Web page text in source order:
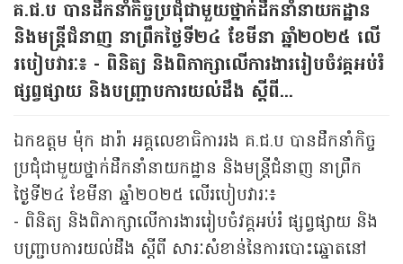
គ.ជ.ប បានដឹកនាំកិច្ចប្រជុំជាមួយថ្នាក់ដឹកនាំនាយកដ្ឋាន
និងមន្ត្រីជំនាញ នាព្រឹកថ្ងៃទី២៤ ខែមីនា ឆ្នាំ២០២៥ លើ
របៀបវារៈ៖ - ពិនិត្យ និងពិភាក្សាលើការងារ​រៀបចំវគ្គអប់រំ
ផ្សព្វផ្សាយ និងបញ្ជ្រាបការយល់ដឹង ស្តីពី...
ឯកឧត្ដម ម៉ុក ដារ៉ា អគ្គលេខាធិការរង គ.ជ.ប បានដឹកនាំកិច្ច
ប្រជុំជាមួយថ្នាក់ដឹកនាំនាយកដ្ឋាន និងមន្ត្រីជំនាញ នាព្រឹក
ថ្ងៃទី២៤ ខែមីនា ឆ្នាំ២០២៥ លើរបៀបវារៈ៖
- ពិនិត្យ និងពិភាក្សាលើការងារ​រៀបចំវគ្គអប់រំ ផ្សព្វផ្សាយ និង
បញ្ជ្រាបការយល់ដឹង ស្តីពី សារៈសំខាន់នៃការបោះឆ្នោតនៅ